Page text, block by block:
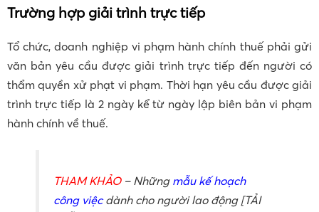
Trường hợp giải trình trực tiếp
Tổ chức, doanh nghiệp vi phạm hành chính thuế phải gửi
văn bản yêu cầu được giải trình trực tiếp đến người có
thẩm quyền xử phạt vi phạm. Thời hạn yêu cầu được giải
trình trực tiếp là 2 ngày kể từ ngày lập biên bản vi phạm
hành chính về thuế.
THAM KHẢO– Những mẫu kế hoạch
công việcdành cho người lao động [TẢI